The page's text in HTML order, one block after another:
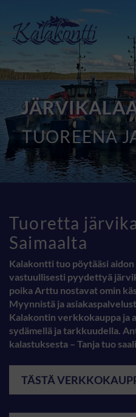
TUOREENA
Tuoretta
Saimaalta
Kalakontti tuo pöytääsi aidon
vastuullisesti pyydettyä
poika Arttu nostavat omin
Myynnistä ja
Kalakontin verkkokauppa ja
sydämellä ja tarkkuudella.
kalastuksesta – Tanja tuo
TÄSTÄ